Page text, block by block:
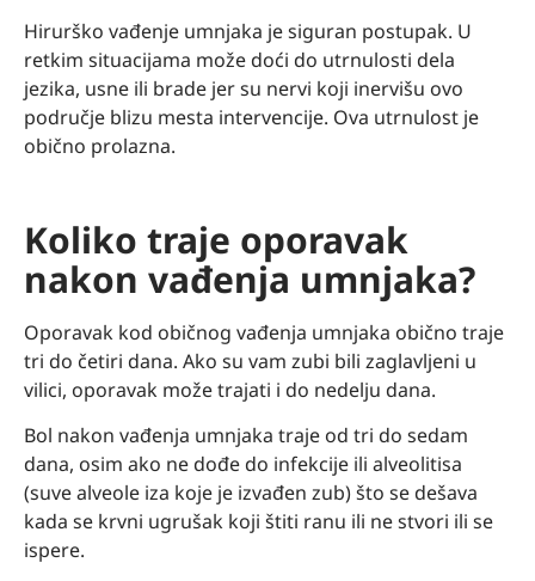
Hirurško vađenje umnjaka je siguran postupak. U
retkim situacijama može doći do utrnulosti dela
jezika, usne ili brade jer su nervi koji inervišu ovo
područje blizu mesta intervencije. Ova utrnulost je
obično prolazna.
Koliko traje oporavak
nakon vađenja umnjaka?
Oporavak kod običnog vađenja umnjaka obično traje
tri do četiri dana. Ako su vam zubi bili zaglavljeni u
vilici, oporavak može trajati i do nedelju dana.
Bol nakon vađenja umnjaka traje od tri do sedam
dana, osim ako ne dođe do infekcije ili alveolitisa
(suve alveole iza koje je izvađen zub) što se dešava
kada se krvni ugrušak koji štiti ranu ili ne stvori ili se
ispere.